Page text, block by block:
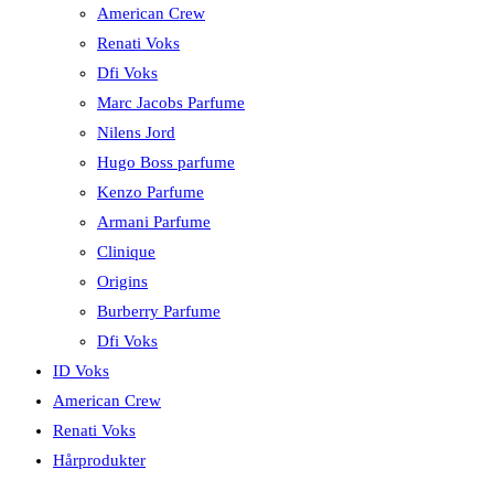
American Crew
Renati Voks
Dfi Voks
Marc Jacobs Parfume
Nilens Jord
Hugo Boss parfume
Kenzo Parfume
Armani Parfume
Clinique
Origins
Burberry Parfume
Dfi Voks
ID Voks
American Crew
Renati Voks
Hårprodukter